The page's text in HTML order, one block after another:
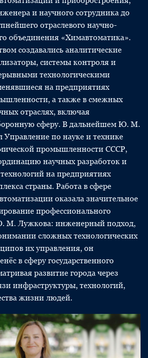
и научного сотрудника до
отраслевого научно-
объединения «Химавтоматика».
создавались аналитические
системы контроля и
технологическими
на предприятиях
а также в смежных
отраслях, включая
сферу. В дальнейшем Ю. М.
Управление по науке и технике
промышленности СССР,
научных разработок и
на предприятиях
страны. Работа в сфере
оказала значительное
профессионального
М. Лужкова: инженерный подход,
сложных технологических
их управления, он
в сферу государственного
развитие города через
инфраструктуры, технологий,
жизни людей.